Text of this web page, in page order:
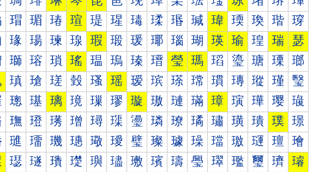
瑁 瑂 瑃 瑄 瑅 瑆 瑇 瑈 瑉 瑊 瑋 瑌 瑍 瑎 瑏
瑑 瑒 瑓 瑔 瑕 瑖 瑗 瑘 瑙 瑚 瑛 瑜 瑝 瑞
瑟
瑡 瑢 瑣 瑤 瑥 瑦 瑧 瑨 瑩 瑪 瑫 瑬 瑭 瑮
瑯
瑱 瑲 瑳 瑴 瑵 瑶 瑷 瑸 瑹 瑺 瑻 瑼 瑽 瑾 瑿
璁 璂 璃 璄 璅 璆 璇 璈 璉 璊 璋 璌 璍 璎 璏
璑 璒 璓 璔 璕 璖 璗 璘 璙 璚 璛 璜 璝 璞 璟
璡 璢 璣 璤 璥 璦 璧 璨 璩 璪 璫 璬 璭 璮
璯
璱 璲 璳 璴 璵 璶 璷 璸 璹 璺 璻 璼 璽 璾
璿